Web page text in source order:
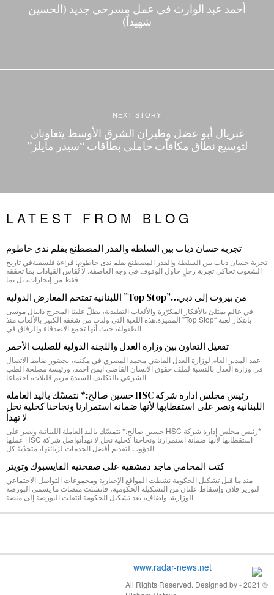
أحمد عبد الوارث في عمل مسرحي جديد (الحسين
شهيداً)
NEXT STORY
غبريال أبو عضل وطيران الشرق الأوسط يتعاونان
لتوسيع نطاق مكافآت حاملي بطاقات “سيدر مايلز”
LATEST FROM BLOG
تجربة حسان دياب بين السلطة والقدر المصطنع بقلم ندى حاطوم
تجربة حسان دياب بين السلطة والقدر المصطنع بقلم ندى حاطوم: قراءة فلسفيةفي تاريخ
الشعوب تحاكي تجربة رجلٍ حاول الوقوف في وجه العاصفة. لا تُقاس القيادات بما تحققه
فقط من إنجازات، بل بما
من بيروت إلى دبي…”Top Stop” اللبنانية تقتحم المعارض الدولية
في عالم يمتلئ بالأفكار المكرّرة والألعاب التقليدية، يطلّ علينا المخرج دانيال موسى
بابتكار لعبة “Top Stop” المميزة.هذه اللعبة التي ولدت من شغفه الكبير بالألعاب منذ
الطفولة، حيث أنها تجمع الاصدقاء والرفاق في
تفعيل التعاون بين وزارة العدل واللجنة الدولية للصليب الأحمر
عقد المدير العام لوزارة العدل القاضي محمد المصري في مكتبه، بحضور ضابط الاتصال
في وزارة العدل بالنسبة لملف حقوق الانسان القاضي ايمن احمد، ورئيسة مصلحة الطب
الشرعي بالتكليف السيدة مريم قليلات، اجتماعا
رئيس مجلس إدارة شركة HSC حسين صالح:* نتمسّك باليد العاملة
اللبنانية ونصر على استقطابها لأنها ضمانة استمرارنا ونجاحنا كخلية نحل
لا تهدأ
*رئيس مجلس إدارة شركة HSC حسين صالح:* نتمسّك باليد العاملة اللبنانية ونصر على
استقطابها لأنها ضمانة استمرارنا ونجاحنا كخلية نحل لا تهدأتواصل شركة HSC عملها
الدؤوب لتقديم أفضل الخدمات لزبائنها، متحدّيةً كل
كتب المحامي ماجد دمشقية على صفحتيه الفايسبوك وتويتر
منذ ما قبل تشكيل الحكومة نشطت المواقع الإخبارية ومجموعات التواصل الاجتماعي
لتوزير فلان وإسقاط علتان من التشكيلة الحكومية، فأنشئت منصات ما يسمى البورصة
الوزارية. واضاف، بعد تشكيل الحكومة انتقلت البورصة إلى منصة
© 2021 - All Rights Reserved. Designed by